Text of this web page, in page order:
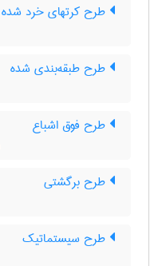
طرح کرتهای خرد شده
طرح طبقه‌بندی شده
طرح فوق اشباع
طرح برگشتی
طرح سیستماتیک